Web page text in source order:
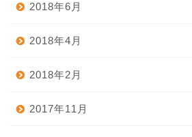
2018年6月
2018年4月
2018年2月
2017年11月